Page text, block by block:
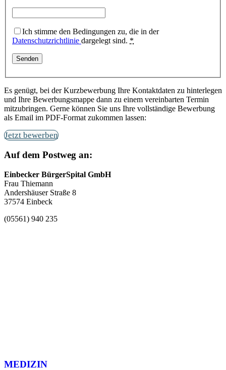
Ich stimme den Bedingungen zu, die in der
Datenschutzrichtlinie dargelegt sind. *
Es genügt, bei der Kurzbewerbung Ihre Kontaktdaten zu hinterlegen
und Ihre Bewerbungsmappe dann zu einem vereinbarten Termin
mitzubringen. Gerne können Sie uns Ihre vollständige Bewerbung
als Email im PDF-Format zukommen lassen:
Jetzt bewerben
Auf dem Postweg an:
Einbecker BürgerSpital GmbH
Frau Thiemann
Andershäuser Straße 8
37574 Einbeck
(05561) 940 235
MEDIZIN